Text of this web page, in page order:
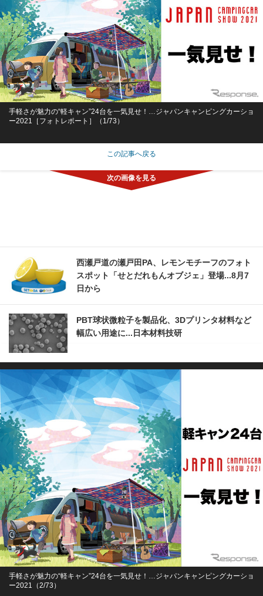
手軽さが魅力の“軽キャン”24台を一気見せ！…ジャパンキャンピングカーショ
ー2021［フォトレポート］（1/73）
この記事へ戻る
西瀬戸道の瀬戸田PA、レモンモチーフのフォト
スポット「せとだれもんオブジェ」登場...8月7
日から
PBT球状微粒子を製品化、3Dプリンタ材料など
幅広い用途に...日本材料技研
手軽さが魅力の“軽キャン”24台を一気見せ！…ジャパンキャンピングカーショ
ー2021（2/73）